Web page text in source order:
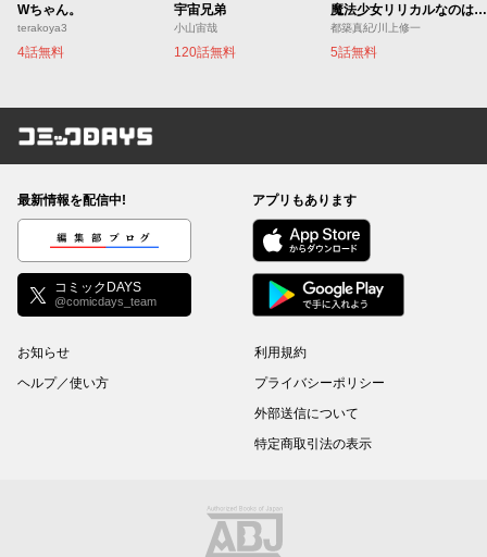
Wちゃん。
terakoya3
4話無料
宇宙兄弟
小山宙哉
120話無料
魔法少女リリカルなのは EXCEEDS
都築真紀/川上修一
5話無料
コミックDAYS
最新情報を配信中!
編集部ブログ
コミックDAYS
@comicdays_team
アプリもあります
お知らせ
ヘルプ／使い方
利用規約
プライバシーポリシー
外部送信について
特定商取引法の表示